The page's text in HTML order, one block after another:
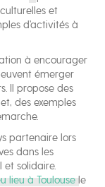
et
d’activités à
à encourager
émerger
Il propose des
des exemples
partenaire lors
dans les
solidaire.
lieu à Toulouse le